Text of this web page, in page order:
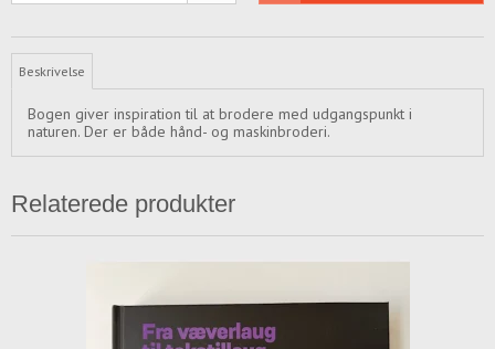
Beskrivelse
Bogen giver inspiration til at brodere med udgangspunkt i
naturen. Der er både hånd- og maskinbroderi.
Relaterede produkter